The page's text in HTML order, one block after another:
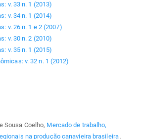
v. 33 n. 1 (2013)
v. 34 n. 1 (2014)
v. 26 n. 1 e 2 (2007)
v. 30 n. 2 (2010)
v. 35 n. 1 (2015)
v. 32 n. 1 (2012)
Sousa Coelho, Mercado de trabalho,
na produção canavieira brasileira,